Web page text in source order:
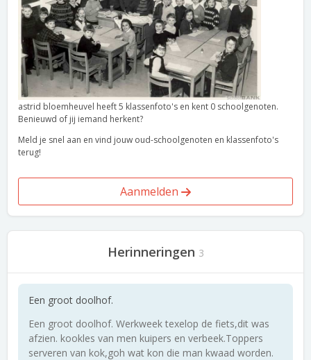
astrid bloemheuvel heeft 5 klassenfoto's en kent 0 schoolgenoten.
Benieuwd of jij iemand herkent?
Meld je snel aan en vind jouw oud-schoolgenoten en klassenfoto's
terug!
Aanmelden
Herinneringen 3
Een groot doolhof.
Een groot doolhof. Werkweek texelop de fiets,dit was
afzien. kookles van men kuipers en verbeek.Toppers
serveren van kok,goh wat kon die man kwaad worden.